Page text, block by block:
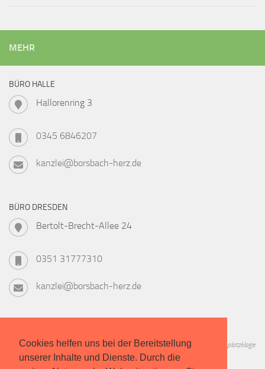
Cookies helfen uns bei der Bereitstellung
unserer Inhalte und Dienste. Durch die
MEHR
BÜRO HALLE
Hallorenring 3
0345 6846207
kanzlei@borsbach-herz.de
BÜRO DRESDEN
Bertolt-Brecht-Allee 24
0351 31777310
kanzlei@borsbach-herz.de
Informieren Sie sich zu Geschichte, Verfahren, Kosten und Chancen der Studienplatzklage
in unserem kostenlosen Leitfaden!